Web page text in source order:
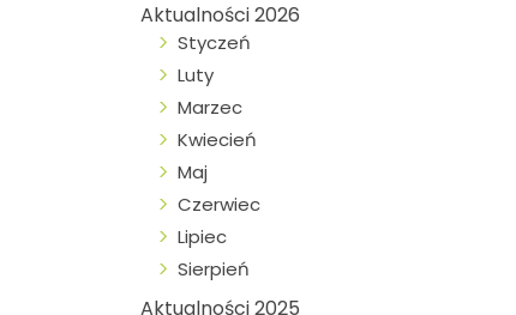
Aktualności 2026
Styczeń
Luty
Marzec
Kwiecień
Maj
Czerwiec
Lipiec
Sierpień
Aktualności 2025